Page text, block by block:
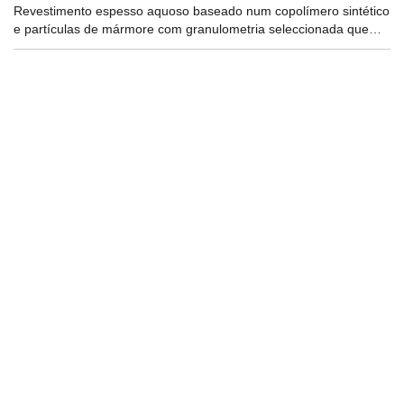
Revestimento espesso aquoso baseado num copolímero sintético
e partículas de mármore com granulometria seleccionada que…